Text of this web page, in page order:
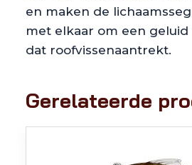
en maken de
met elkaar om een
dat roofvissenaantrekt.
Gerelateerde